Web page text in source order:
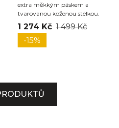
extra měkkým páskem a
tvarovanou koženou stélkou.
1 274 Kč 1 499 Kč
-15%